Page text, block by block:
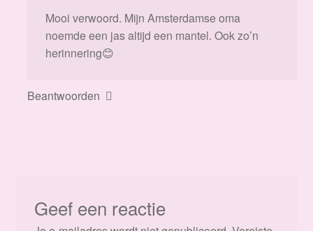
Mooi verwoord. Mijn Amsterdamse oma
noemde een jas altijd een mantel. Ook zo’n
herinnering😊
Beantwoorden
Geef een reactie